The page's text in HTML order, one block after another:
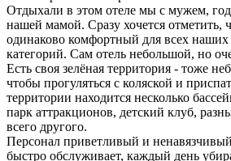
Отдыхали в этом отеле мы с мужем,
нашей мамой. Сразу хочется отметить,
одинаково комфортный для всех наших
категорий. Сам отель небольшой, но
Есть своя зелёная территория - тоже
чтобы прогуляться с коляской и
территории находится несколько
парк аттракционов, детский клуб,
всего другого.
Персонал приветливый и
быстро обслуживает, каждый день